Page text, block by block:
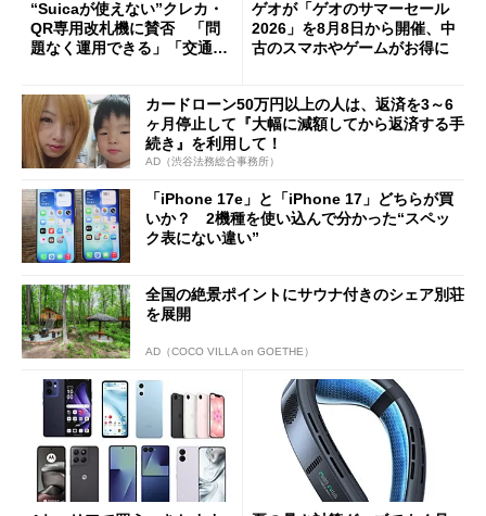
“Suicaが使えない”クレカ・
QR専用改札機に賛否 「問
題なく運用できる」「交通系I
ゲオが「ゲオのサマーセール
2026」を8月8日から開催、中
古のスマホやゲームがお得に
カードローン50万円以上の人は、返済を3～6
ヶ月停止して『大幅に減額してから返済する手
続き』を利用して！
AD（渋谷法務総合事務所）
「iPhone 17e」と「iPhone 17」どちらが買
いか？ 2機種を使い込んで分かった“スペッ
ク表にない違い”
全国の絶景ポイントにサウナ付きのシェア別荘
を展開
AD（COCO VILLA on GOETHE）